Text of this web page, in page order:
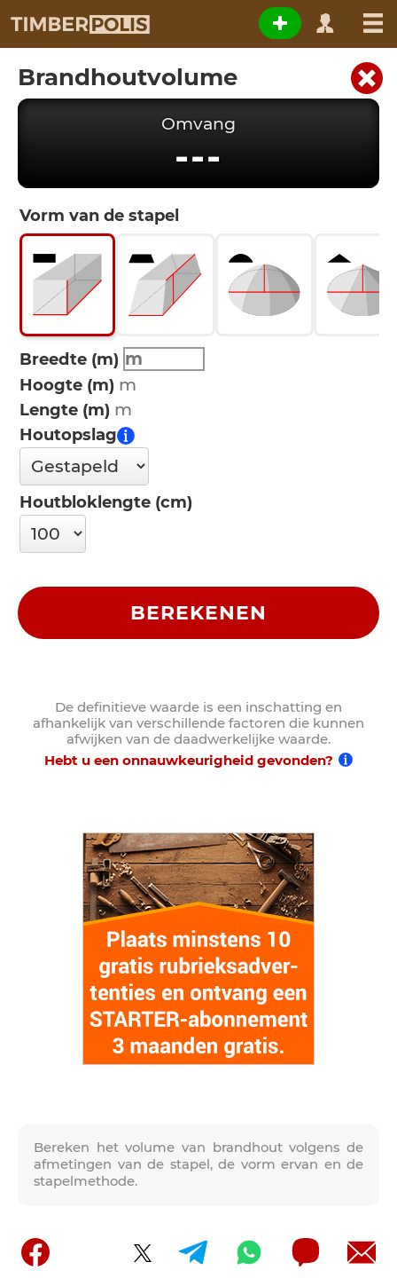
Brandhoutvolume
Bereken het volume van brandhout volgens de
afmetingen van de stapel, de vorm ervan en de
stapelmethode.
Omvang
---
Vorm van de stapel
Breedte (m)
Hoogte (m)
Lengte (m)
Houtopslag
Houtbloklengte (cm)
BEREKENEN
De definitieve waarde is een inschatting en
afhankelijk van verschillende factoren die kunnen
afwijken van de daadwerkelijke waarde.
Hebt u een onnauwkeurigheid gevonden?